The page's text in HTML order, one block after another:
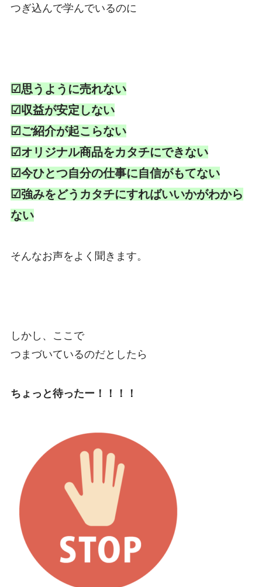
つぎ込んで学んでいるのに
☑思うように売れない
☑収益が安定しない
☑ご紹介が起こらない
☑オリジナル商品をカタチにできない
☑今ひとつ自分の仕事に自信がもてない
☑強みをどうカタチにすればいいかがわから
ない
そんなお声をよく聞きます。
しかし、ここで
つまづいているのだとしたら
ちょっと待ったー！！！！